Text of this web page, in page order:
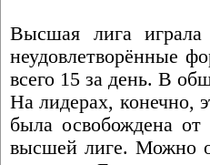
Высшая лига
неудовлетворённые
всего 15 за день. В
На лидерах, конечно,
была освобождена от
высшей лиге. Можно